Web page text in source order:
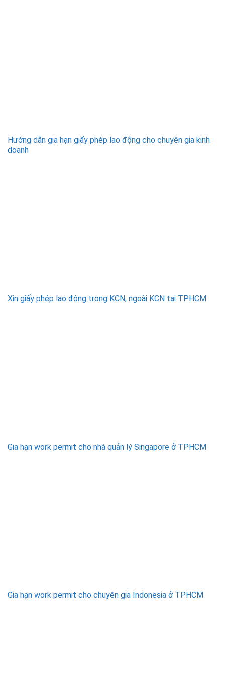
Hướng dẫn gia hạn giấy phép lao động cho chuyên gia kinh
doanh
Xin giấy phép lao động trong KCN, ngoài KCN tại TPHCM
Gia hạn work permit cho nhà quản lý Singapore ở TPHCM
Gia hạn work permit cho chuyên gia Indonesia ở TPHCM